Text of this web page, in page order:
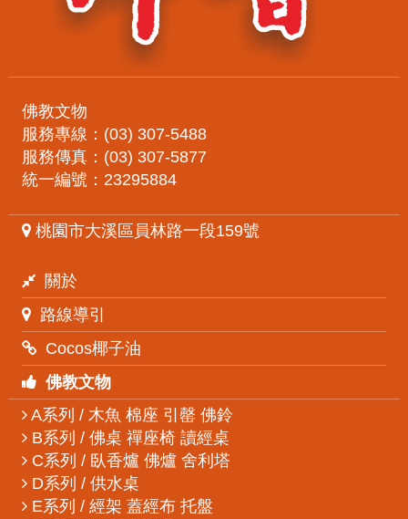
佛教文物
服務專線：(03) 307-5488
服務傳真：(03) 307-5877
統一編號：23295884
桃園市大溪區員林路一段159號
關於
路線導引
Cocos椰子油
佛教文物
A系列 / 木魚 棉座 引罄 佛鈴
B系列 / 佛桌 禪座椅 讀經桌
C系列 / 臥香爐 佛爐 舍利塔
D系列 / 供水桌
E系列 / 經架 蓋經布 托盤